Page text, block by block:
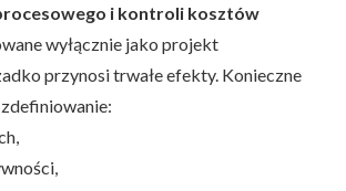
i kontroli kosztów
wyłącznie jako projekt
przynosi trwałe efekty. Konieczne